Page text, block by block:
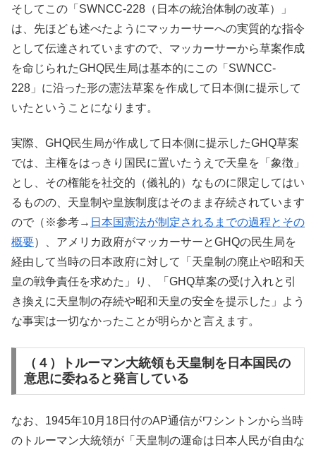
そしてこの「SWNCC-228（日本の統治体制の改革）」
は、先ほども述べたようにマッカーサーへの実質的な指令
として伝達されていますので、マッカーサーから草案作成
を命じられたGHQ民生局は基本的にこの「SWNCC-
228」に沿った形の憲法草案を作成して日本側に提示して
いたということになります。
実際、GHQ民生局が作成して日本側に提示したGHQ草案
では、主権をはっきり国民に置いたうえで天皇を「象徴」
とし、その権能を社交的（儀礼的）なものに限定してはい
るものの、天皇制や皇族制度はそのまま存続されています
ので（※参考→ 日本国憲法が制定されるまでの過程とその
概要）、アメリカ政府がマッカーサーとGHQの民生局を
経由して当時の日本政府に対して「天皇制の廃止や昭和天
皇の戦争責任を求めた」り、「GHQ草案の受け入れと引
き換えに天皇制の存続や昭和天皇の安全を提示した」よう
な事実は一切なかったことが明らかと言えます。
（４）トルーマン大統領も天皇制を日本国民の
意思に委ねると発言している
なお、1945年10月18日付のAP通信がワシントンから当時
のトルーマン大統領が「天皇制の運命は日本人民が自由な